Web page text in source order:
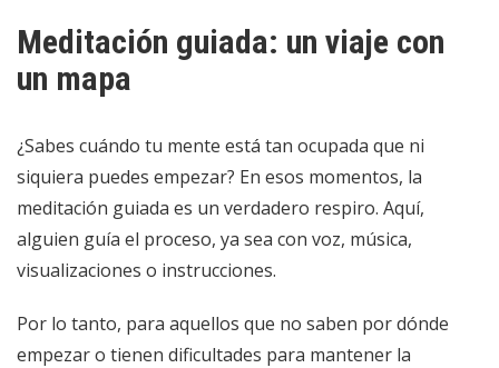
Meditación guiada: un viaje con
un mapa
¿Sabes cuándo tu mente está tan ocupada que ni
siquiera puedes empezar? En esos momentos, la
meditación guiada es un verdadero respiro. Aquí,
alguien guía el proceso, ya sea con voz, música,
visualizaciones o instrucciones.
Por lo tanto, para aquellos que no saben por dónde
empezar o tienen dificultades para mantener la